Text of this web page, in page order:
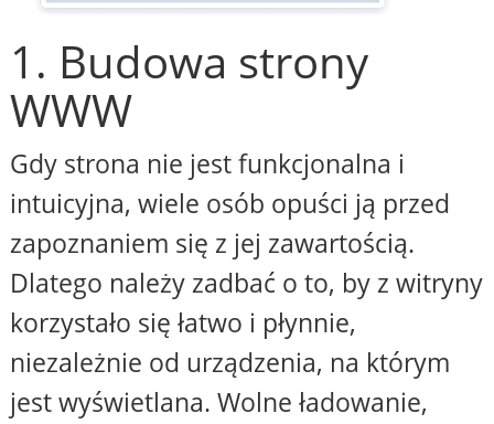
1. Budowa strony
WWW
Gdy strona nie jest funkcjonalna i
intuicyjna, wiele osób opuści ją przed
zapoznaniem się z jej zawartością.
Dlatego należy zadbać o to, by z witryny
korzystało się łatwo i płynnie,
niezależnie od urządzenia, na którym
jest wyświetlana. Wolne ładowanie,